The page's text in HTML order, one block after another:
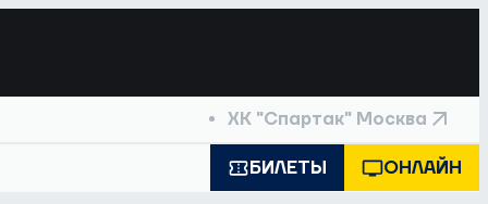
ХК "Спартак" Москва
БИЛЕТЫ ОНЛАЙН